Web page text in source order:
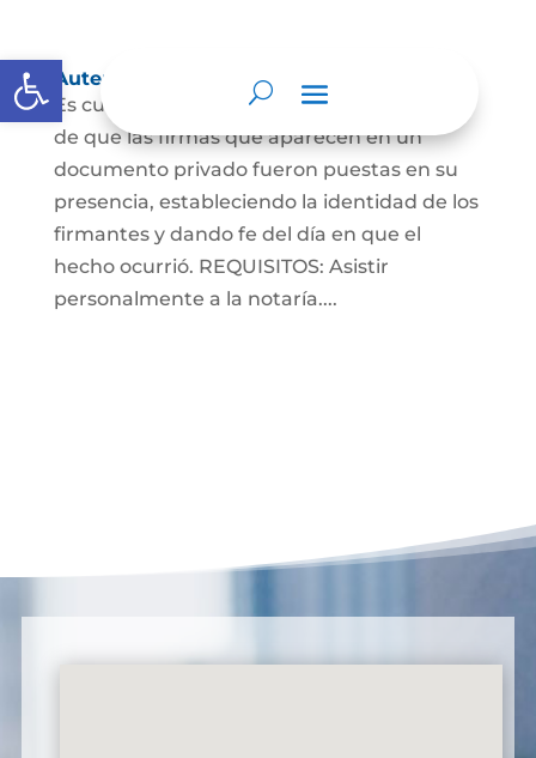
Abrir barra de herramientas
Autenticaciones
Es cuando el notario da testimonio escrito
de que las firmas que aparecen en un
documento privado fueron puestas en su
presencia, estableciendo la identidad de los
firmantes y dando fe del día en que el
hecho ocurrió. REQUISITOS: Asistir
personalmente a la notaría....